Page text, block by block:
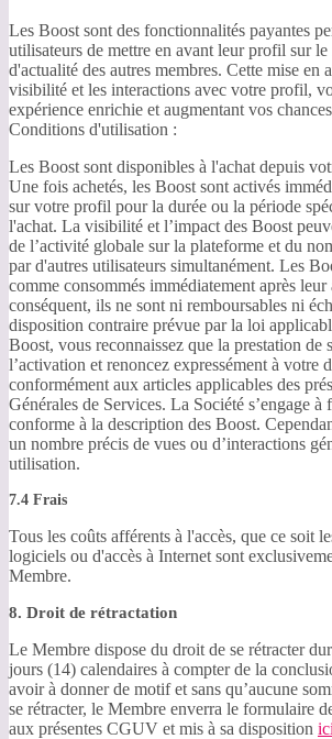
Les Boost sont des fonctionnalités payantes
utilisateurs de mettre en avant leur profil sur
d'actualité des autres membres. Cette mise en
visibilité et les interactions avec votre profil,
expérience enrichie et augmentant vos
Conditions d'utilisation :
Les Boost sont disponibles à l'achat depuis
Une fois achetés, les Boost sont activés
sur votre profil pour la durée ou la période
l'achat. La visibilité et l’impact des Boost
de l’activité globale sur la plateforme et du
par d'autres utilisateurs simultanément. Les
comme consommés immédiatement après
conséquent, ils ne sont ni remboursables ni
disposition contraire prévue par la loi
Boost, vous reconnaissez que la prestation de
l’activation et renoncez expressément à votre
conformément aux articles applicables des
Générales de Services. La Société s’engage
conforme à la description des Boost.
un nombre précis de vues ou d’interactions
utilisation.
7.4 Frais
Tous les coûts afférents à l'accès, que ce soit
logiciels ou d'accès à Internet sont
Membre.
8. Droit de rétractation
Le Membre dispose du droit de se rétracter
jours (14) calendaires à compter de la
avoir à donner de motif et sans qu’aucune
se rétracter, le Membre enverra le formulaire
aux présentes CGUV et mis à sa disposition ici